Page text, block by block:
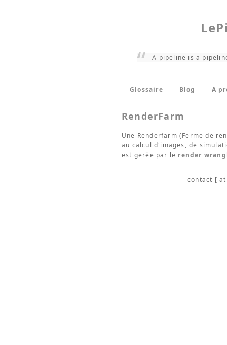
A pipeline is a
Glossaire Blog A
RenderFarm
Une Renderfarm (Ferme de
au calcul d'images, de
est gerée par le render
contact [